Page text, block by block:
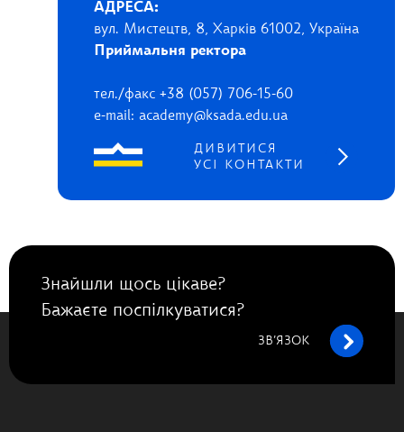
АДРЕСА:
вул. Мистецтв, 8, Харків 61002, Україна
Приймальня ректора
тел./факс +38 (057) 706-15-60
e-mail: academy@ksada.edu.ua
ДИВИТИСЯ
УСІ КОНТАКТИ
Знайшли щось цікаве?
Бажаєте поспілкуватися?
ЗВ’ЯЗОК